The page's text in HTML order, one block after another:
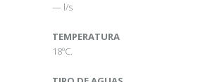
— l/s
TEMPERATURA
18ºC.